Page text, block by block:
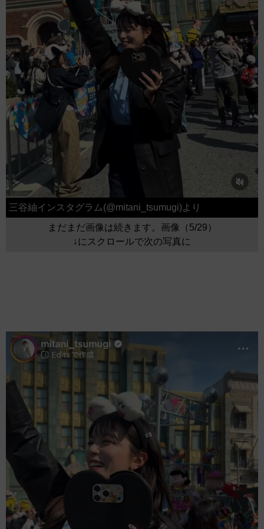
三谷紬インスタグラム(@mitani_tsumugi)より
まだまだ画像は続きます。画像（5/29）
↓にスクロールで次の写真に